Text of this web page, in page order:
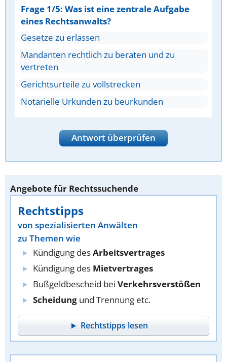
Frage 1/5: Was ist eine zentrale Aufgabe
eines Rechtsanwalts?
Gesetze zu erlassen
Mandanten rechtlich zu beraten und zu
vertreten
Gerichtsurteile zu vollstrecken
Notarielle Urkunden zu beurkunden
Antwort überprüfen
Angebote für Rechtssuchende
Rechtstipps
von spezialisierten Anwälten
zu Themen wie
Kündigung desArbeitsvertrages
Kündigung des Mietvertrages
Bußgeldbescheid bei Verkehrsverstößen
Scheidung und Trennung etc.
Rechtstipps lesen